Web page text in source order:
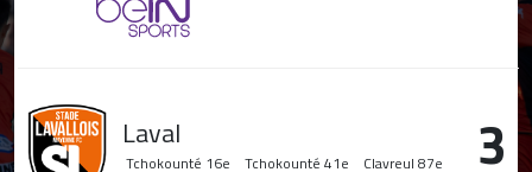
Laval
Tchokounté 16e Tchokounté 41e Clavreul 87e 3